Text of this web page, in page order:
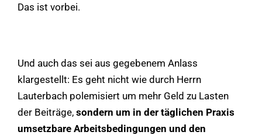
Das ist vorbei.
Und auch das sei aus gegebenem Anlass
klargestellt: Es geht nicht wie durch Herrn
Lauterbach polemisiert um mehr Geld zu Lasten
der Beiträge, sondern um in der täglichen Praxis
umsetzbare Arbeitsbedingungen und den